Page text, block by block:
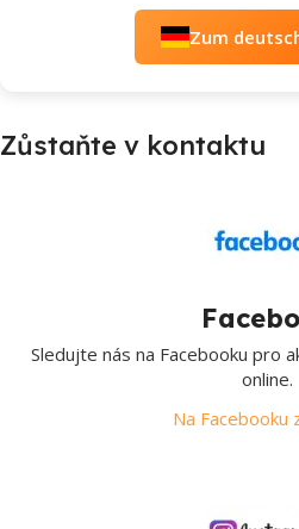
Zum
Zůstaňte v kontaktu
Sledujte nás na Facebooku pro
online.
Na Facebooku